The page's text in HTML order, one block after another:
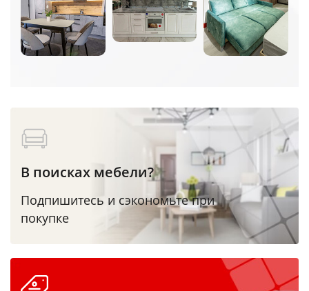
В поисках мебели?
Подпишитесь и сэкономьте при
покупке